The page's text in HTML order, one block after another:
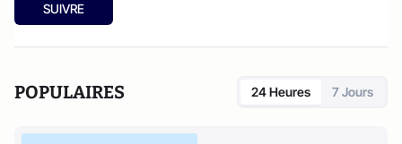
SUIVRE
POPULAIRES 24 Heures 7 Jours